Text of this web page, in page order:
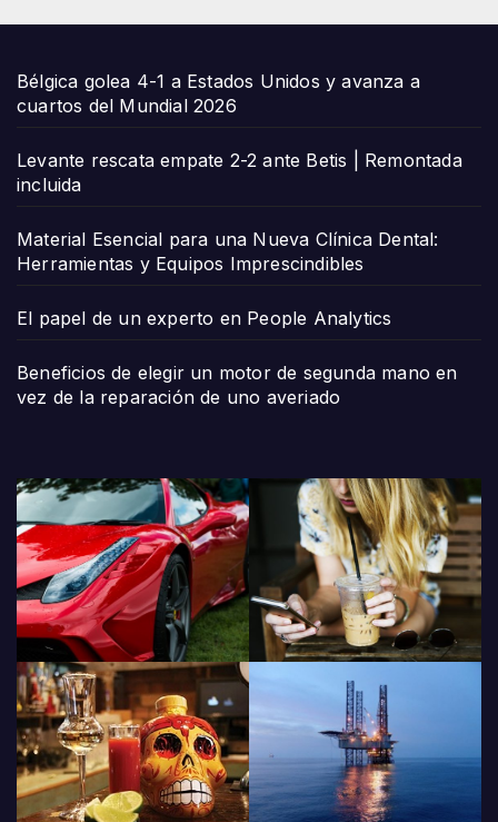
Bélgica golea 4-1 a Estados Unidos y avanza a
cuartos del Mundial 2026
Levante rescata empate 2-2 ante Betis | Remontada
incluida
Material Esencial para una Nueva Clínica Dental:
Herramientas y Equipos Imprescindibles
El papel de un experto en People Analytics
Beneficios de elegir un motor de segunda mano en
vez de la reparación de uno averiado